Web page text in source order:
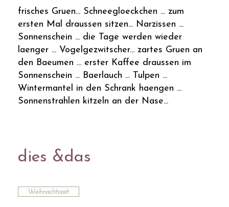
frisches Gruen... Schneegloeckchen ... zum
ersten Mal draussen sitzen... Narzissen ...
Sonnenschein ... die Tage werden wieder
laenger ... Vogelgezwitscher... zartes Gruen an
den Baeumen ... erster Kaffee draussen im
Sonnenschein ... Baerlauch ... Tulpen ...
Wintermantel in den Schrank haengen ...
Sonnenstrahlen kitzeln an der Nase...
dies &das